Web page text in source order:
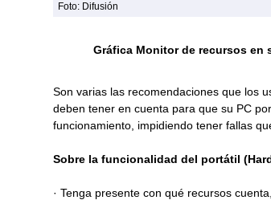
Foto: Difusión
Gráfica Monitor de recursos en
Son varias las recomendaciones que los
deben tener en cuenta para que su PC
funcionamiento, impidiendo tener fallas
Sobre la funcionalidad del portátil
· Tenga presente con qué recursos